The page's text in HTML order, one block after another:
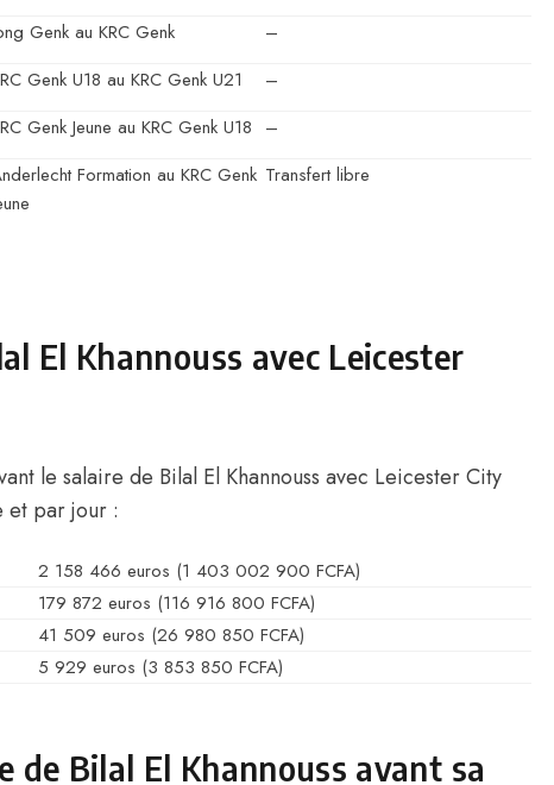
Genk au KRC Genk
–
Genk U18 au KRC Genk U21
–
Genk Jeune au KRC Genk U18 –
Formation au KRC Genk Transfert libre
El Khannouss avec Leicester
le salaire de Bilal El Khannouss avec Leicester City
et par jour :
2 158 466 euros (1 403 002 900 FCFA)
179 872 euros (116 916 800 FCFA)
41 509 euros (26 980 850 FCFA)
5 929 euros (3 853 850 FCFA)
de Bilal El Khannouss avant sa